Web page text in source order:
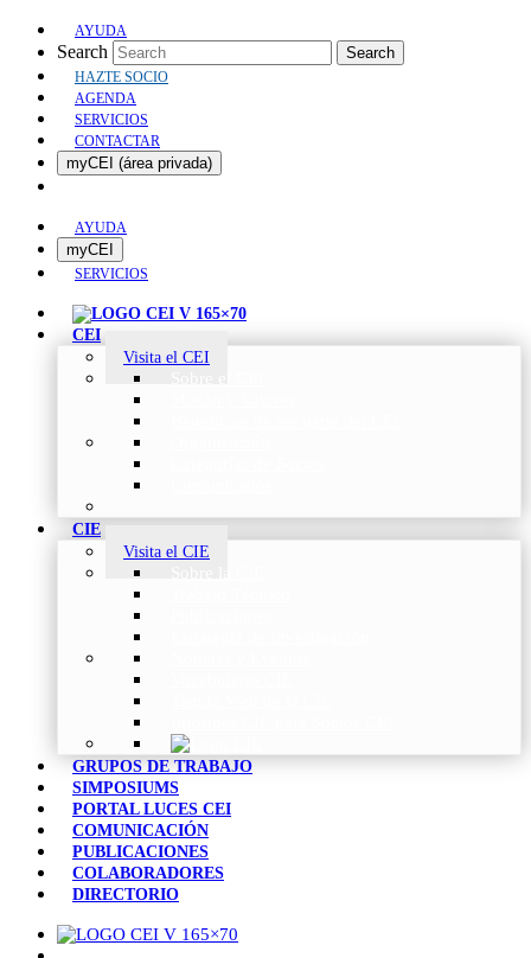
AYUDA
Search Search
HAZTE SOCIO
AGENDA
SERVICIOS
CONTACTAR
myCEI (área privada)
AYUDA
myCEI
SERVICIOS
CEI
Visita el CEI
CIE
Visita el CIE
GRUPOS DE TRABAJO
SIMPOSIUMS
PORTAL LUCES CEI
COMUNICACIÓN
PUBLICACIONES
COLABORADORES
DIRECTORIO